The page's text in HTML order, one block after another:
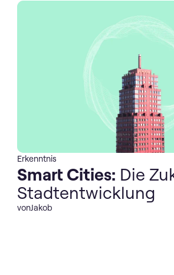
Erkenntnis
Smart Cities: Die
Stadtentwicklung
vonJakob